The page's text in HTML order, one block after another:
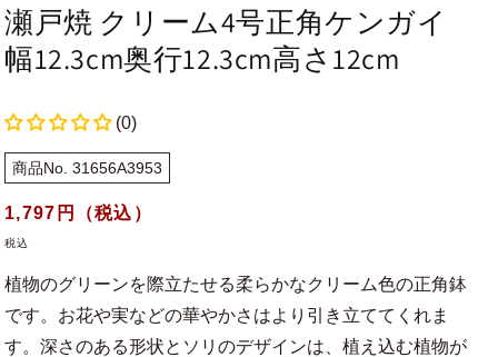
瀬戸焼 クリーム4号正角ケンガイ
幅12.3cm奥行12.3cm高さ12cm
(0)
商品No. 31656A3953
通
常
格
1,797 円（税込）
税込
植物のグリーンを際立たせる柔らかなクリーム色の正角鉢
です。お花や実などの華やかさはより引き立ててくれま
す。深さのある形状とソリのデザインは、植え込む植物が